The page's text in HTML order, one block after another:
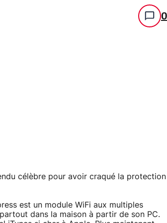
0
célèbre pour avoir craqué la protection
est un module WiFi aux multiples
dans la maison à partir de son PC.